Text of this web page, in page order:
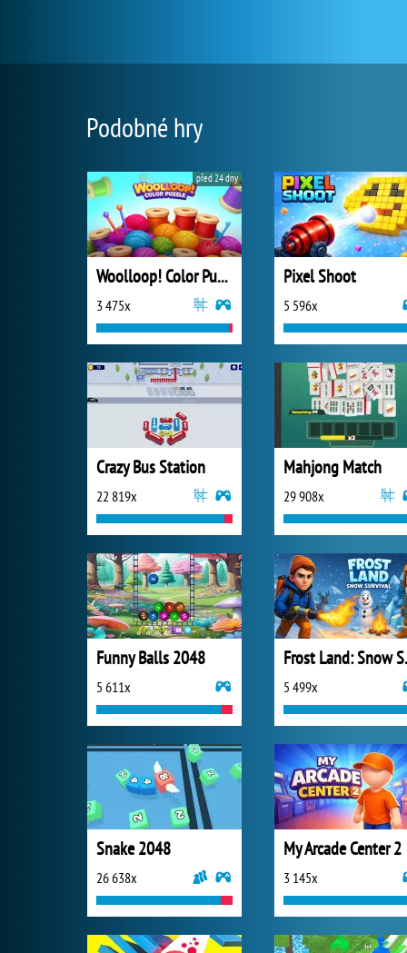
Podobné hry
Woolloop! Color Puzzle
3 475x
před 24 dny
Pixel Shoot
5 596x
Crazy Bus Station
22 819x
Mahjong Match
29 908x
Funny Balls 2048
5 611x 5 499x
Snake 2048
26 638x
My Arcade Center 2
3 145x